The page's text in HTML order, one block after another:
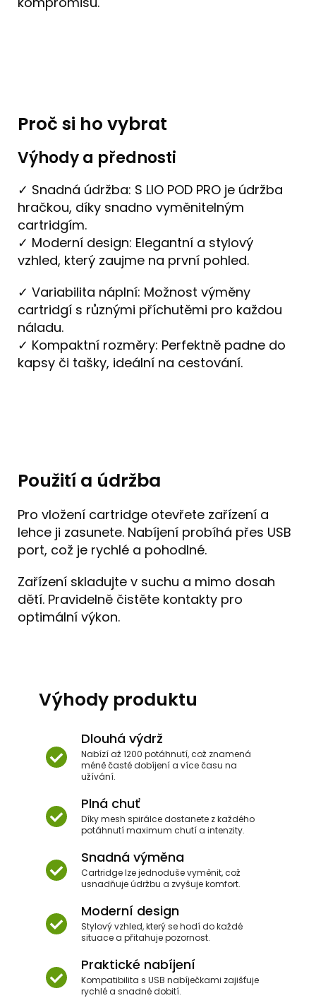
Proč si ho vybrat
Výhody a přednosti
✓ Snadná údržba: S LIO POD PRO je údržba
hračkou, díky snadno vyměnitelným
cartridgím.
✓ Moderní design: Elegantní a stylový
vzhled, který zaujme na první pohled.
✓ Variabilita náplní: Možnost výměny
cartridgí s různými příchutěmi pro každou
náladu.
✓ Kompaktní rozměry: Perfektně padne do
kapsy či tašky, ideální na cestování.
Použití a údržba
Pro vložení cartridge otevřete zařízení a
lehce ji zasunete. Nabíjení probíhá přes USB
port, což je rychlé a pohodlné.
Zařízení skladujte v suchu a mimo dosah
dětí. Pravidelně čistěte kontakty pro
optimální výkon.
Výhody produktu
Dlouhá výdrž
Nabízí až 1200 potáhnutí, což znamená
méně časté dobíjení a více času na
užívání.
Plná chuť
Díky mesh spirálce dostanete z každého
potáhnutí maximum chutí a intenzity.
Snadná výměna
Cartridge lze jednoduše vyměnit, což
usnadňuje údržbu a zvyšuje komfort.
Moderní design
Stylový vzhled, který se hodí do každé
situace a přitahuje pozornost.
Praktické nabíjení
Kompatibilita s USB nabíječkami zajišťuje
rychlé a snadné dobití.